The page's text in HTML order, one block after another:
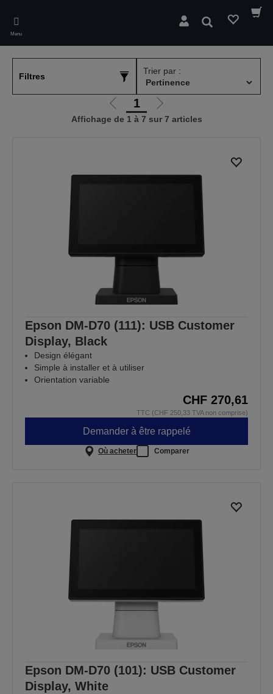
main
content
Menu
Rechercher
Filtres
Trier par :
Aller
à
1
Aller
à
Affichage de 1 à 7 sur 7 articles
Epson DM-D70 (111): USB Customer
Display, Black
Design élégant
Simple à installer et à utiliser
Orientation variable
CHF 270,61
TTC (CHF 250,33 TVA non comprise)
Demander à être rappelé
Où acheter Comparer
Epson DM-D70 (101): USB Customer
Display, White